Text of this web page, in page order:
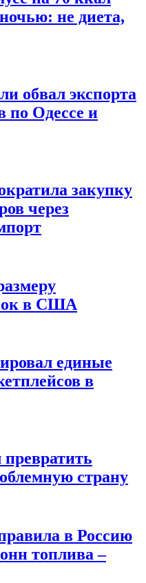
не диета,
обвал экспорта
по Одессе и
закупку
через
в США
единые
в
страну
в Россию
топлива –